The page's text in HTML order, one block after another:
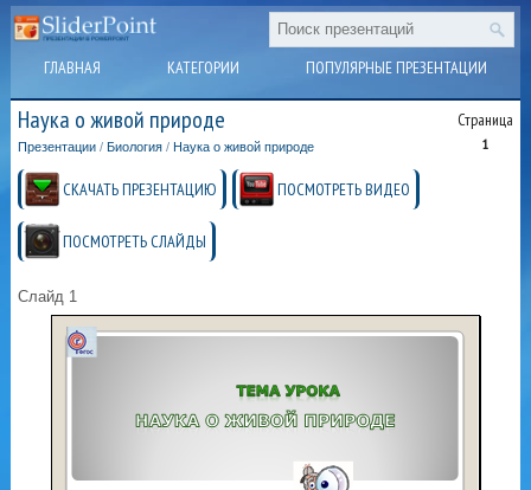
ГЛАВНАЯ КАТЕГОРИИ ПОПУЛЯРНЫЕ ПРЕЗЕНТАЦИИ
Наука о живой природе Страница
1
Презентации / Биология / Наука о живой природе
СКАЧАТЬ ПРЕЗЕНТАЦИЮ ПОСМОТРЕТЬ ВИДЕО
ПОСМОТРЕТЬ СЛАЙДЫ
Слайд 1